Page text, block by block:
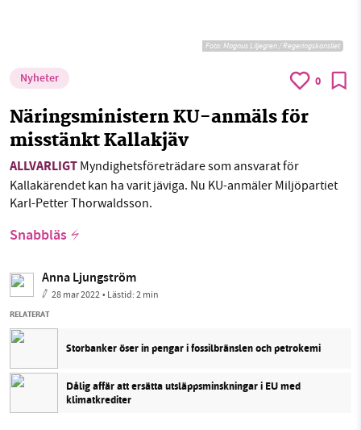
Foto:Magnus Liljegren / Regeringskansliet
Nyheter 0
Näringsministern KU-anmäls för
misstänkt Kallakjäv
ALLVARLIGT Myndighetsföreträdare som ansvarat för
Kallakärendet kan ha varit jäviga. Nu KU-anmäler Miljöpartiet
Karl-Petter Thorwaldsson.
Snabbläs
Anna Ljungström
28 mar 2022• Lästid:2 min
RELATERAT
Storbanker öser in pengar i fossilbränslen och petrokemi
Dålig affär att ersätta utsläppsminskningar i EU med
klimatkrediter